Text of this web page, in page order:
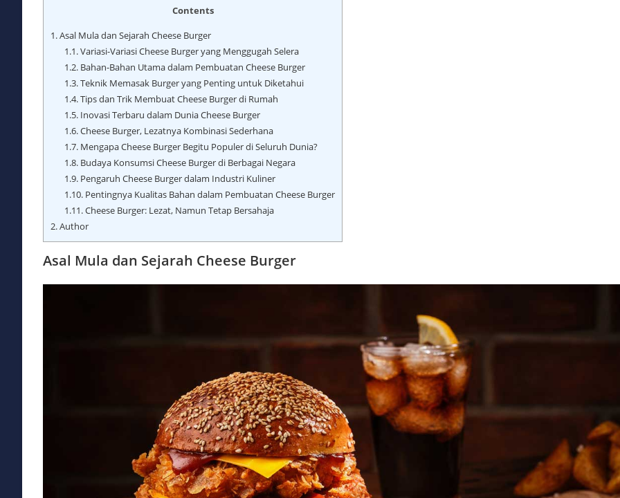
Contents
1.Asal Mula dan Sejarah Cheese Burger
1.1.Variasi-Variasi Cheese Burger yang Menggugah Selera
1.2.Bahan-Bahan Utama dalam Pembuatan Cheese Burger
1.3.Teknik Memasak Burger yang Penting untuk Diketahui
1.4.Tips dan Trik Membuat Cheese Burger di Rumah
1.5.Inovasi Terbaru dalam Dunia Cheese Burger
1.6.Cheese Burger, Lezatnya Kombinasi Sederhana
1.7.Mengapa Cheese Burger Begitu Populer di Seluruh Dunia?
1.8.Budaya Konsumsi Cheese Burger di Berbagai Negara
1.9.Pengaruh Cheese Burger dalam Industri Kuliner
1.10.Pentingnya Kualitas Bahan dalam Pembuatan Cheese Burger
1.11.Cheese Burger: Lezat, Namun Tetap Bersahaja
2.Author
Asal Mula dan Sejarah Cheese Burger